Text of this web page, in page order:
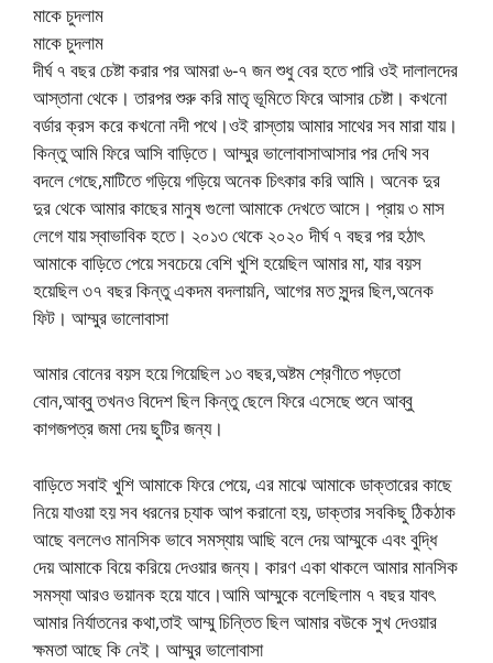
মাকে চুদলাম
মাকে চুদলাম
দীর্ঘ ৭ বছর চেষ্টা করার পর আমরা ৬-৭ জন শুধু বের হতে পারি ওই দালালদের
আস্তানা থেকে। তারপর শুরু করি মাতৃ ভূমিতে ফিরে আসার চেষ্টা। কখনো
বর্ডার ক্রস করে কখনো নদী পথে।ওই রাস্তায় আমার সাথের সব মারা যায়।
কিন্তু আমি ফিরে আসি বাড়িতে। ​​আম্মুর ভালোবাসাআসার পর দেখি সব
বদলে গেছে,মাটিতে গড়িয়ে গড়িয়ে অনেক চিৎকার করি আমি। অনেক দুর
দুর থেকে আমার কাছের মানুষ গুলো আমাকে দেখতে আসে। প্রায় ৩ মাস
লেগে যায় স্বাভাবিক হতে। ২০১৩ থেকে ২০২০ দীর্ঘ ৭ বছর পর হঠাৎ
আমাকে বাড়িতে পেয়ে সবচেয়ে বেশি খুশি হয়েছিল আমার মা, যার বয়স
হয়েছিল ৩৭ বছর কিন্তু একদম বদলায়নি, আগের মত সুন্দর ছিল,অনেক
ফিট। ​​আম্মুর ভালোবাসা
আমার বোনের বয়স হয়ে গিয়েছিল ১৩ বছর,অষ্টম শ্রেণীতে পড়তো
বোন,আব্বু তখনও বিদেশ ছিল কিন্তু ছেলে ফিরে এসেছে শুনে আব্বু
কাগজপত্র জমা দেয় ছুটির জন্য।
বাড়িতে সবাই খুশি আমাকে ফিরে পেয়ে, এর মাঝে আমাকে ডাক্তারের কাছে
নিয়ে যাওয়া হয় সব ধরনের চ্যাক আপ করানো হয়, ডাক্তার সবকিছু ঠিকঠাক
আছে বললেও মানসিক ভাবে সমস্যায় আছি বলে দেয় আম্মুকে এবং বুদ্ধি
দেয় আমাকে বিয়ে করিয়ে দেওয়ার জন্য। কারণ একা থাকলে আমার মানসিক
সমস্যা আরও ভয়ানক হয়ে যাবে।আমি আম্মুকে বলেছিলাম ৭ বছর যাবৎ
আমার নির্যাতনের কথা,তাই আম্মু চিন্তিত ছিল আমার বউকে সুখ দেওয়ার
ক্ষমতা আছে কি নেই। ​​আম্মুর ভালোবাসা